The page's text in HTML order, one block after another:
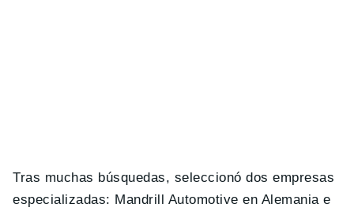
Tras muchas búsquedas, seleccionó dos empresas
especializadas: Mandrill Automotive en Alemania e